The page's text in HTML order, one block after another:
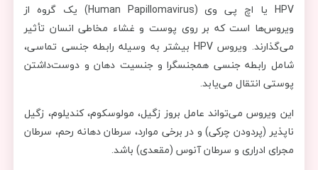
HPV یا اچ پی وی (Human Papillomavirus) یک گروه از
ویروس‌ها است که بر روی پوست و غشاء مخاطی انسان تأثیر
می‌گذارند. ویروس HPV بیشتر به وسیله رابطه جنسی تماسی،
شامل رابطه جنسی همجنسگرا و جنسیت دهان و دوست‌داشتن
پوستی انتقال می‌یابد.
این ویروس می‌تواند عامل بروز زگیل، مولوسکوم، کندیلوم، زگیل
ناپذیر (پردودن چرکی) و در برخی موارد، سرطان دهانه رحم، سرطان
مجرای ادراری و سرطان آنوس (مقعدی) باشد.